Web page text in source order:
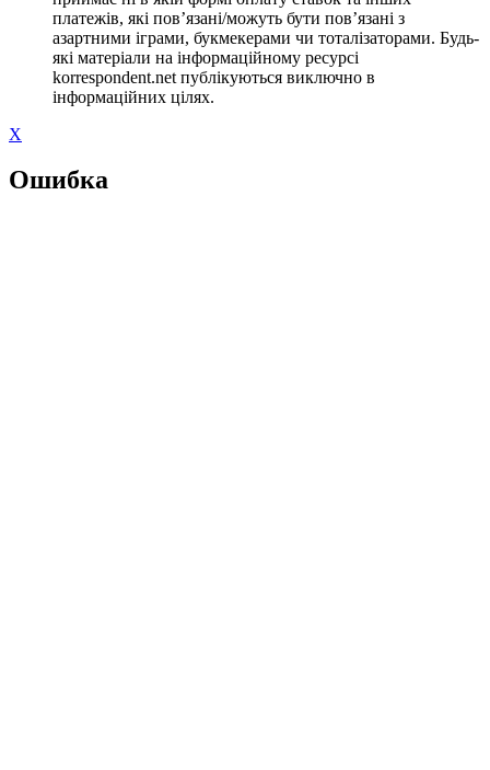
платежів, які пов’язані/можуть бути пов’язані з
азартними іграми, букмекерами чи тоталізаторами. Будь-
які матеріали на інформаційному ресурсі
korrespondent.net публікуються виключно в
інформаційних цілях.
X
Ошибка